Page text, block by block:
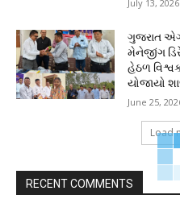
July 13, 2026
ગુજરાત
મેનેજીંગ
હેઠળ
યોજાયો
June 25,
Load
RECENT COMMENTS